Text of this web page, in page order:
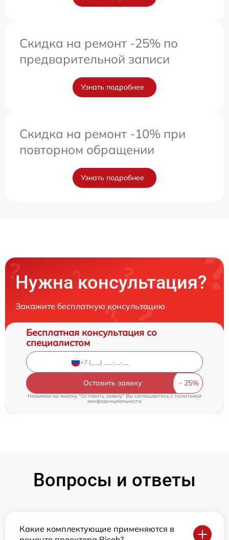
Скидка на ремонт -25% по
предварительной записи
Узнать подробнее
Скидка на ремонт -10% при
повторном обращении
Узнать подробнее
Нужна консультация?
Закажите бесплатную консультацию
Бесплатная консультация со
специалистом
Оставить заявку
Нажимая на кнопку "Оставить заявку" Вы соглашаетесь c политикой
конфиденциальности
Вопросы и ответы
Какие комплектующие применяются в